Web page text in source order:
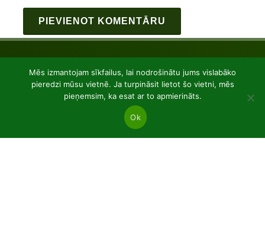
Mēs izmantojam sīkfailus, lai nodrošinātu jums vislabāko
pieredzi mūsu vietnē. Ja turpināsit lietot šo vietni, mēs
pieņemsim, ka esat ar to apmierināts.
Ok